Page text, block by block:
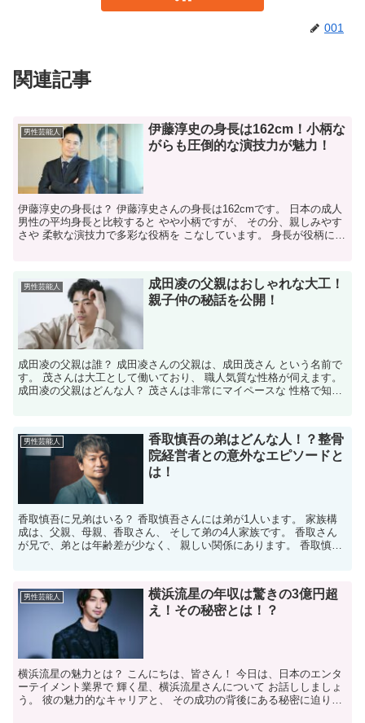
001
関連記事
男性芸能人
伊藤淳史の身長は162cm！小柄な
がらも圧倒的な演技力が魅力！
伊藤淳史の身長は？ 伊藤淳史さんの身長は162cmです。 日本の成人
男性の平均身長と比較すると やや小柄ですが、 その分、親しみやす
さや 柔軟な演技力で多彩な役柄を こなしています。 身長が役柄に影
男性芸能人
成田凌の父親はおしゃれな大工！
親子仲の秘話を公開！
成田凌の父親は誰？ 成田凌さんの父親は、成田茂さん という名前で
す。 茂さんは大工として働いており、 職人気質な性格が伺えます。
成田凌の父親はどんな人？ 茂さんは非常にマイペースな 性格で知ら
男性芸能人
香取慎吾の弟はどんな人！？整骨
院経営者との意外なエピソードと
は！
香取慎吾に兄弟はいる？ 香取慎吾さんには弟が1人います。 家族構
成は、父親、母親、香取さん、 そして弟の4人家族です。 香取さん
が兄で、弟とは年齢差が少なく、 親しい関係にあります​。 香取慎吾
男性芸能人
横浜流星の年収は驚きの3億円超
え！その秘密とは！？
横浜流星の魅力とは？ こんにちは、皆さん！ 今日は、日本のエンタ
ーテイメント業界で 輝く星、横浜流星さんについて お話ししましょ
う。 彼の魅力的なキャリアと、 その成功の背後にある秘密に迫りま